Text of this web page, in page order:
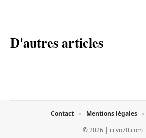
D'autres articles
© 2026 | ccvo70.com
Contact Mentions légales